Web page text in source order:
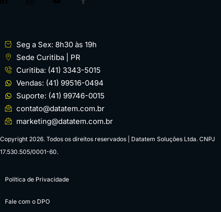
Seg a Sex: 8h30 às 19h
Sede Curitiba | PR
Curitiba: (41) 3343-5015
Vendas: (41) 99516-0494
Suporte: (41) 99746-0015
contato@datatem.com.br
marketing@datatem.com.br
Copyright 2026. Todos os direitos reservados | Datatem Soluções Ltda. CNPJ
17.530.505/0001-60.
Política de Privacidade
Fale com o DPO